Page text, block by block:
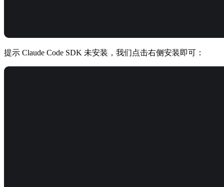
提示 Claude Code SDK 未安装，我们点击右侧安装即可：